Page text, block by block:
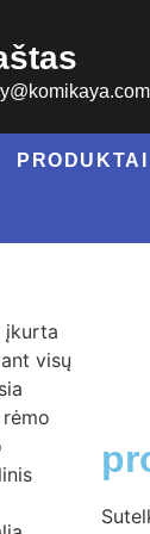
PRODUKTAI
įkurta
visų